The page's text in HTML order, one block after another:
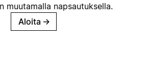
muutamalla napsautuksella.
Aloita →